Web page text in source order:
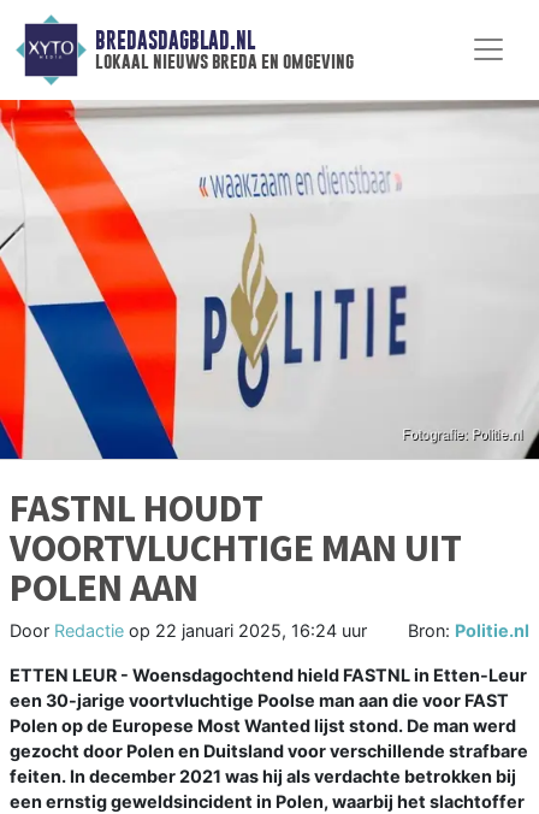
BREDASDAGBLAD.NL
lokaal nieuws breda en omgeving
FASTNL HOUDT
VOORTVLUCHTIGE MAN UIT
POLEN AAN
Door Redactie op 22 januari 2025, 16:24 uur Bron: Politie.nl
ETTEN LEUR - Woensdagochtend hield FASTNL in Etten-Leur
een 30-jarige voortvluchtige Poolse man aan die voor FAST
Polen op de Europese Most Wanted lijst stond. De man werd
gezocht door Polen en Duitsland voor verschillende strafbare
feiten. In december 2021 was hij als verdachte betrokken bij
een ernstig geweldsincident in Polen, waarbij het slachtoffer